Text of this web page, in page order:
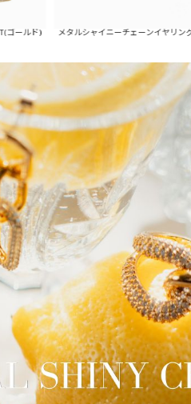
メタルシャイニーチェーンイヤリングSET(シルバー)